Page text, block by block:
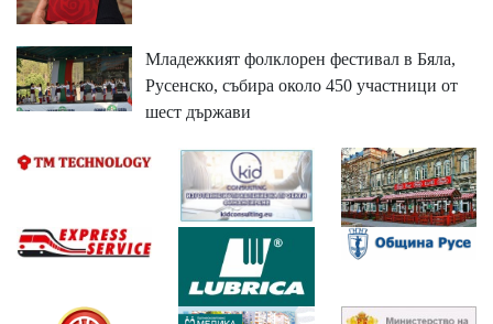
Младежкият фолклорен фестивал в Бяла,
Русенско, събира около 450 участници от
шест държави